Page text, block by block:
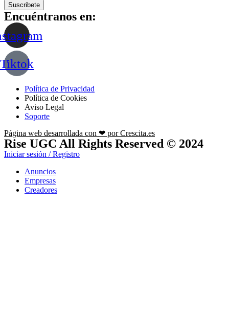
Suscribete
Encuéntranos en:
Tiktok
Política de Privacidad
Política de Cookies
Aviso Legal
Soporte
Página web desarrollada con ❤ por Crescita.es
Rise UGC All Rights Reserved © 2024
Iniciar sesión / Registro
Anuncios
Empresas
Creadores